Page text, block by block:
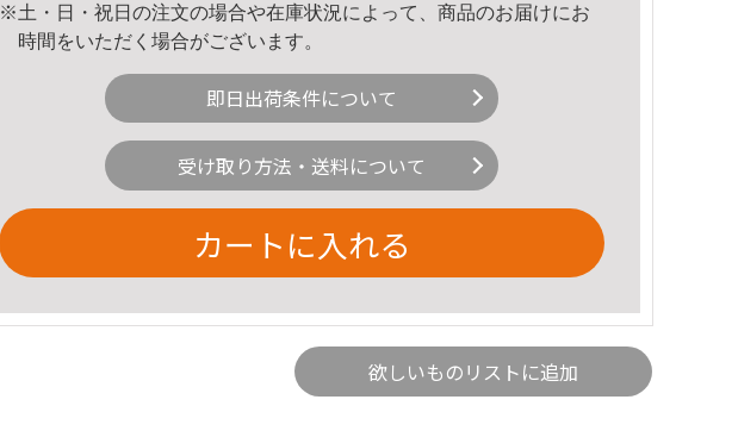
※土・日・祝日の注文の場合や在庫状況によって、商品のお届けにお
時間をいただく場合がございます。
即日出荷条件について
受け取り方法・送料について
カートに入れる
欲しいものリストに追加